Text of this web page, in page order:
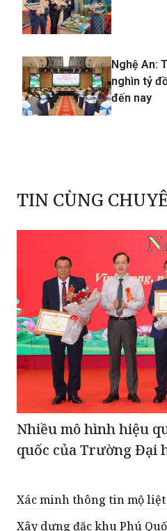
Nghệ An:
nghìn tỷ
đến nay
TIN CÙNG
Nhiều mô hình hiệu
quốc của Trường Đại
Xác minh thông tin mộ liệt
Xây dựng đặc khu Phú